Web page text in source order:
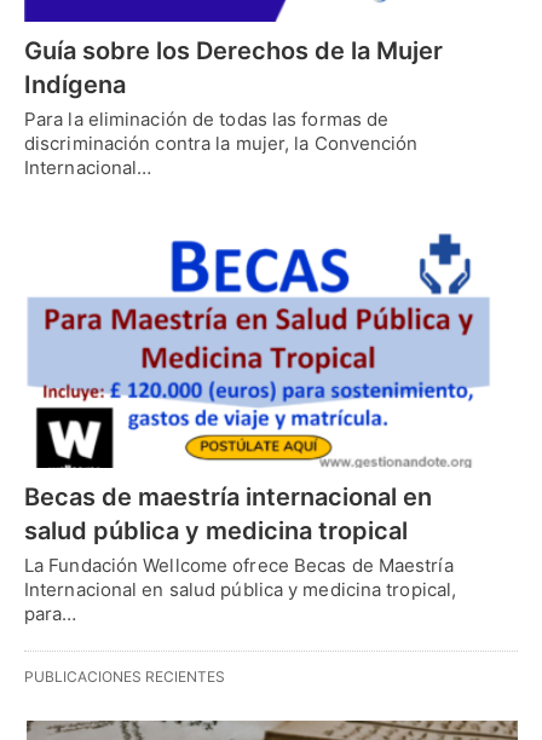
Guía sobre los Derechos de la Mujer
Indígena
Para la eliminación de todas las formas de
discriminación contra la mujer, la Convención
Internacional…
Becas de maestría internacional en
salud pública y medicina tropical
La Fundación Wellcome ofrece Becas de Maestría
Internacional en salud pública y medicina tropical,
para…
PUBLICACIONES RECIENTES